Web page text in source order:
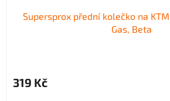
Supersprox přední kolečko na
Gas, Beta
319 Kč